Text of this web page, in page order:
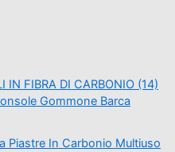
IN FIBRA DI CARBONIO (14)
Gommone Barca
Piastre In Carbonio Multiuso